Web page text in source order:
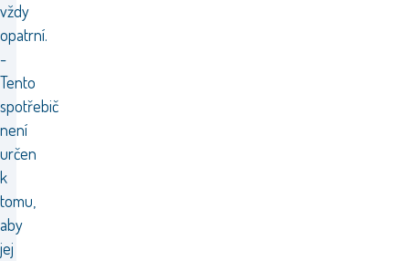
vždy
opatrní.
-
Tento
spotřebič
není
určen
k
tomu,
aby
jej